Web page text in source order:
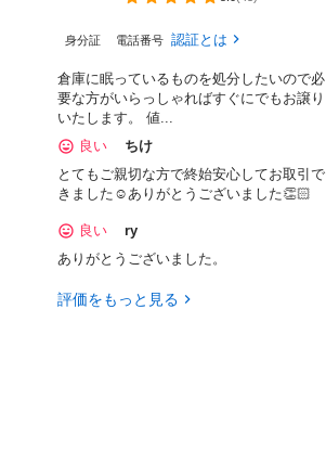
身分証 電話番号 認証とは
倉庫に眠っているものを処分したいので必
要な方がいらっしゃればすぐにでもお譲り
いたします。 値...
良い
ちけ
とてもご親切な方で終始安心してお取引で
きました☺️ありがとうございました👏🏻
良い
ry
ありがとうございました。
評価をもっと見る